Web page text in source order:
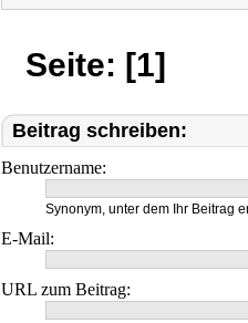
Seite: [1]
Beitrag schreiben:
Benutzername:
Synonym, unter dem Ihr Beitrag
E-Mail:
URL zum Beitrag: